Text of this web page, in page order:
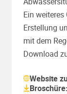
Ein
Erstellung
mit dem
Download
Website